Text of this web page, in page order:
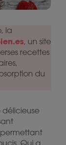
la
, un site
recettes
du
délicieuse
permettant
Qui a